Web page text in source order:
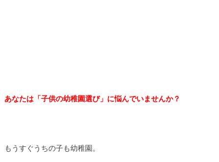
あなたは「子供の幼稚園選び」に悩んでいませんか？
もうすぐうちの子も幼稚園。